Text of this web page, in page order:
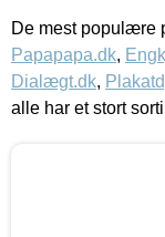
De mest populære
Papapapa.dk,
Dialægt.dk,
alle har et stort